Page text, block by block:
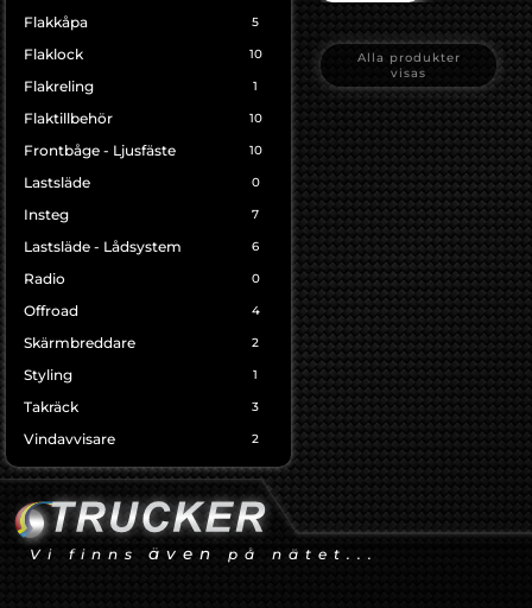
Flakkåpa 5
Flaklock 10
Flakreling 1
Flaktillbehör 10
Frontbåge - Ljusfäste 10
Lastsläde 0
Insteg 7
Lastsläde - Lådsystem 6
Radio 0
Offroad 4
Skärmbreddare 2
Styling 1
Takräck 3
Vindavvisare 2
Alla produkter
visas
Vi finns även på nätet...